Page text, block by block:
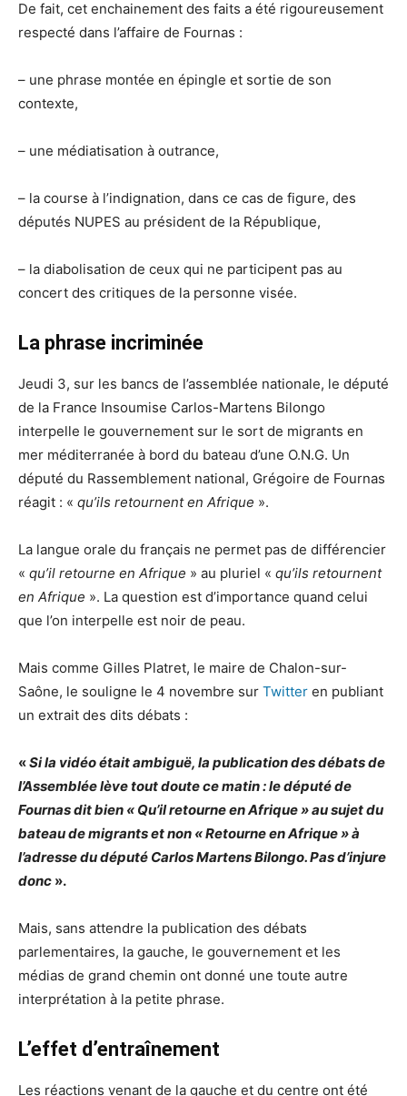
De fait, cet enchainement des faits a été rigoureusement
respecté dans l’affaire de Fournas :
– une phrase montée en épingle et sortie de son
contexte,
– une médiatisation à outrance,
– la course à l’indignation, dans ce cas de figure, des
députés NUPES au président de la République,
– la diabolisation de ceux qui ne participent pas au
concert des critiques de la personne visée.
La phrase incriminée
Jeudi 3, sur les bancs de l’assemblée nationale, le député
de la France Insoumise Carlos-Martens Bilongo
interpelle le gouvernement sur le sort de migrants en
mer méditerranée à bord du bateau d’une O.N.G. Un
député du Rassemblement national, Grégoire de Fournas
réagit : « qu’ils retournent en Afrique ».
La langue orale du français ne permet pas de différencier
« qu’il retourne en Afrique » au pluriel « qu’ils retournent
en Afrique ». La question est d’importance quand celui
que l’on interpelle est noir de peau.
Mais comme Gilles Platret, le maire de Chalon-sur-
Saône, le souligne le 4 novembre sur Twitter en publiant
un extrait des dits débats :
«Si la vidéo était ambiguë, la publication des débats de
l’Assemblée lève tout doute ce matin : le député de
Fournas dit bien « Qu’il retourne en Afrique » au sujet du
bateau de migrants et non « Retourne en Afrique » à
l’adresse du député Carlos Martens Bilongo. Pas d’injure
donc ».
Mais, sans attendre la publication des débats
parlementaires, la gauche, le gouvernement et les
médias de grand chemin ont donné une toute autre
interprétation à la petite phrase.
L’effet d’entraînement
Les réactions venant de la gauche et du centre ont été